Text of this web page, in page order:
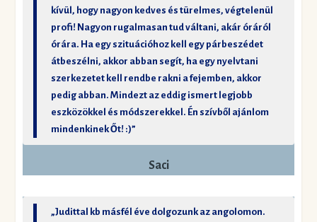
kívül, hogy nagyon kedves és türelmes, végtelenül
profi! Nagyon rugalmasan tud váltani, akár óráról
órára. Ha egy szituációhoz kell egy párbeszédet
átbeszélni, akkor abban segít, ha egy nyelvtani
szerkezetet kell rendbe rakni a fejemben, akkor
pedig abban. Mindezt az eddig ismert legjobb
eszközökkel és módszerekkel. Én szívből ajánlom
mindenkinek Őt! :)”
Saci
„Judittal kb másfél éve dolgozunk az angolomon.